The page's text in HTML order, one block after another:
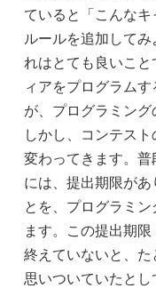
ていると「こんな
ルールを追加して
れはとても良いこ
ィアをプログラム
が、プログラミング
しかし、コンテス
変わってきます。普
には、提出期限が
とを、プログラミ
ます。この提出期
終えていないと、
思いついていたと